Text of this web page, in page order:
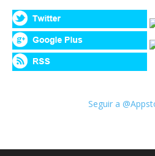
Seguir a